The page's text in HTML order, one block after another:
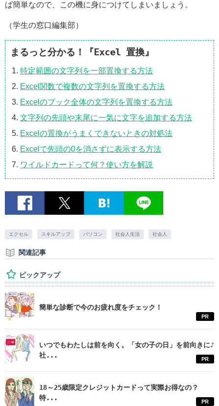
ば簡単なので、この機に身につけてしまいましょう。
（学生の窓口編集部）
まるっと分かる！『Excel 置換』
特定範囲の文字列を一部置換する方法
Excel関数で複数の文字列を置換する方法
Excelのブック全体の文字列を置換する方法
文字列の先頭や末尾に一気に文字を追加する方法
Excelの置換がうまくできないときの対処法
Excelで先頭の0を消さずに表示する方法
ワイルドカードって何？使い方を解説
エクセル スキルアップ パソコン 社会人生活 社会人
関連記事
ピックアップ
簡単な診断で今のお疲れ度をチェック！
PR
いつでもわたしは前を向く。「女の子の日」を前向きに♪
社...
PR
18～25歳限定クレジットカードって実際お得なの？
特...
PR